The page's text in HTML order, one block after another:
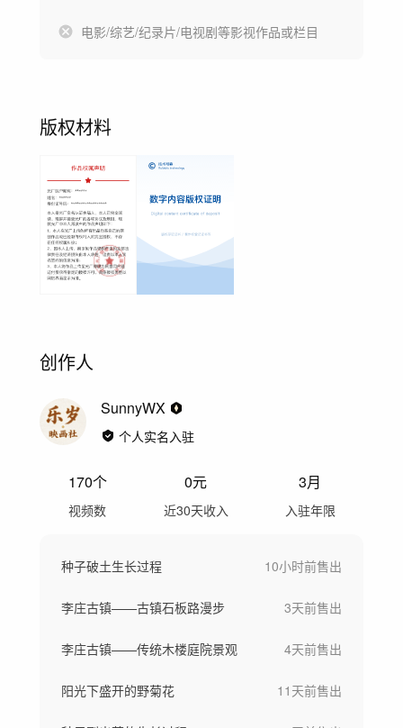
电影/综艺/纪录片/电视剧等影视作品或栏目
版权材料
创作人
SunnyWX
个人实名入驻
170个
视频数
0元
近30天收入
3月
入驻年限
种子破土生长过程 10小时前售出
李庄古镇——古镇石板路漫步 3天前售出
李庄古镇——传统木楼庭院景观 4天前售出
阳光下盛开的野菊花 11天前售出